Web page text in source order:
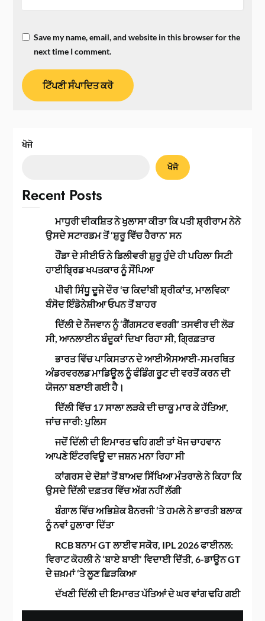
Save my name, email, and website in this browser for the
next time I comment.
ਖੋਜੋ
ਖੋਜੋ
Recent Posts
ਮਾਧੁਰੀ ਦੀਕਸ਼ਿਤ ਨੇ ਖੁਲਾਸਾ ਕੀਤਾ ਕਿ ਪਤੀ ਸ਼੍ਰੀਰਾਮ ਨੇਨੇ
ਉਸਦੇ ਸਟਾਰਡਮ ਤੋਂ ‘ਸ਼ੁਰੂ ਵਿੱਚ ਹੈਰਾਨ’ ਸਨ
ਹੌਂਡਾ ਦੇ ਸੀਈਓ ਨੇ ਡਿਲੀਵਰੀ ਸ਼ੁਰੂ ਹੁੰਦੇ ਹੀ ਪਹਿਲਾ ਸਿਟੀ
ਹਾਈਬ੍ਰਿਡ ਖਪਤਕਾਰ ਨੂੰ ਸੌਂਪਿਆ
ਪੀਵੀ ਸਿੰਧੂ ਦੂਜੇ ਦੌਰ ‘ਚ ਕਿਦਾਂਬੀ ਸ਼੍ਰੀਕਾਂਤ, ਮਾਲਵਿਕਾ
ਬੰਸੋਦ ਇੰਡੋਨੇਸ਼ੀਆ ਓਪਨ ਤੋਂ ਬਾਹਰ
ਦਿੱਲੀ ਦੇ ਨੌਜਵਾਨ ਨੂੰ ‘ਗੈਂਗਸਟਰ ਵਰਗੀ’ ਤਸਵੀਰ ਦੀ ਲੋੜ
ਸੀ, ਆਨਲਾਈਨ ਬੰਦੂਕਾਂ ਦਿਖਾ ਰਿਹਾ ਸੀ, ਗ੍ਰਿਫ਼ਤਾਰ
ਭਾਰਤ ਵਿੱਚ ਪਾਕਿਸਤਾਨ ਦੇ ਆਈਐਸਆਈ-ਸਮਰਥਿਤ
ਅੰਡਰਵਰਲਡ ਮਾਡਿਊਲ ਨੂੰ ਫੰਡਿੰਗ ਰੂਟ ਦੀ ਵਰਤੋਂ ਕਰਨ ਦੀ
ਯੋਜਨਾ ਬਣਾਈ ਗਈ ਹੈ।
ਦਿੱਲੀ ਵਿੱਚ 17 ਸਾਲਾ ਲੜਕੇ ਦੀ ਚਾਕੂ ਮਾਰ ਕੇ ਹੱਤਿਆ,
ਜਾਂਚ ਜਾਰੀ: ਪੁਲਿਸ
ਜਦੋਂ ਦਿੱਲੀ ਦੀ ਇਮਾਰਤ ਢਹਿ ਗਈ ਤਾਂ ਖੋਜ ਚਾਹਵਾਨ
ਆਪਣੇ ਇੰਟਰਵਿਊ ਦਾ ਜਸ਼ਨ ਮਨਾ ਰਿਹਾ ਸੀ
ਕਾਂਗਰਸ ਦੇ ਦੋਸ਼ਾਂ ਤੋਂ ਬਾਅਦ ਸਿੱਖਿਆ ਮੰਤਰਾਲੇ ਨੇ ਕਿਹਾ ਕਿ
ਉਸਦੇ ਦਿੱਲੀ ਦਫ਼ਤਰ ਵਿੱਚ ਅੱਗ ਨਹੀਂ ਲੱਗੀ
ਬੰਗਾਲ ਵਿੱਚ ਅਭਿਸ਼ੇਕ ਬੈਨਰਜੀ ‘ਤੇ ਹਮਲੇ ਨੇ ਭਾਰਤੀ ਬਲਾਕ
ਨੂੰ ਨਵਾਂ ਹੁਲਾਰਾ ਦਿੱਤਾ
RCB ਬਨਾਮ GT ਲਾਈਵ ਸਕੋਰ, IPL 2026 ਫਾਈਨਲ:
ਵਿਰਾਟ ਕੋਹਲੀ ਨੇ ‘ਬਾਏ ਬਾਈ’ ਵਿਦਾਈ ਦਿੱਤੀ, 6-ਡਾਊਨ GT
ਦੇ ਜ਼ਖ਼ਮਾਂ ‘ਤੇ ਲੂਣ ਛਿੜਕਿਆ
ਦੱਖਣੀ ਦਿੱਲੀ ਦੀ ਇਮਾਰਤ ਪੱਤਿਆਂ ਦੇ ਘਰ ਵਾਂਗ ਢਹਿ ਗਈ